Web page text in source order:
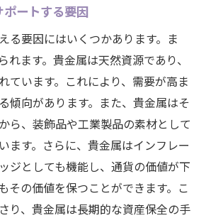
ートする要因
る要因にはいくつかあります。ま
れます。貴金属は天然資源であり、
ています。これにより、需要が高ま
傾向があります。また、貴金属はそ
ら、装飾品や工業製品の素材として
ます。さらに、貴金属はインフレー
ジとしても機能し、通貨の価値が下
その価値を保つことができます。こ
り、貴金属は長期的な資産保全の手